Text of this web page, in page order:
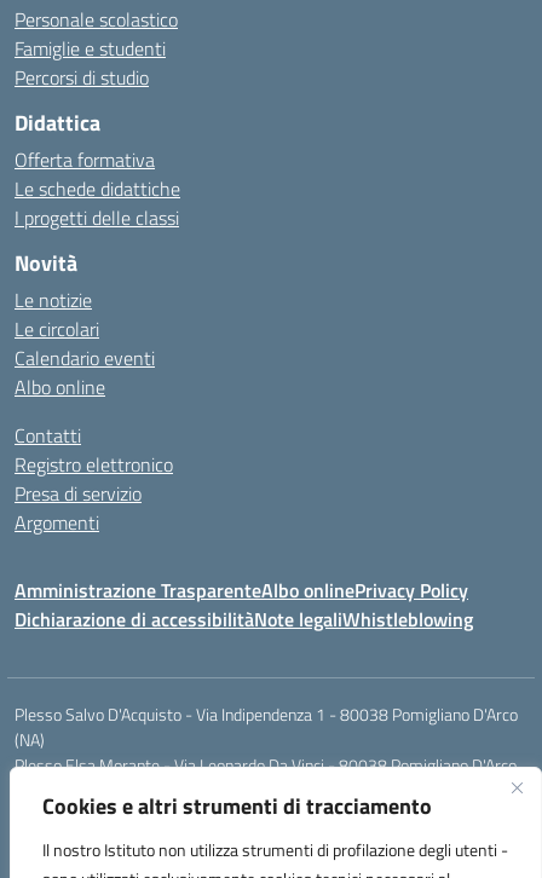
Cookies e altri strumenti di tracciamento
Il nostro Istituto non utilizza strumenti di profilazione degli utenti -
Personale scolastico
Famiglie e studenti
Percorsi di studio
Didattica
Offerta formativa
Le schede didattiche
I progetti delle classi
Novità
Le notizie
Le circolari
Calendario eventi
Albo online
Contatti
Registro elettronico
Presa di servizio
Argomenti
Amministrazione TrasparenteAlbo onlinePrivacy Policy
Dichiarazione di accessibilitàNote legaliWhistleblowing
Plesso Salvo D'Acquisto - Via Indipendenza 1 - 80038 Pomigliano D'Arco
(NA)
Plesso Elsa Morante - Via Leonardo Da Vinci - 80038 Pomigliano D'Arco
Plesso Leone - Via Pascoli - 80038 Pomigliano D'Arco (NA)
Tel.:0813177304 - Mail: naic8g1003@istruzione.it - Pec: